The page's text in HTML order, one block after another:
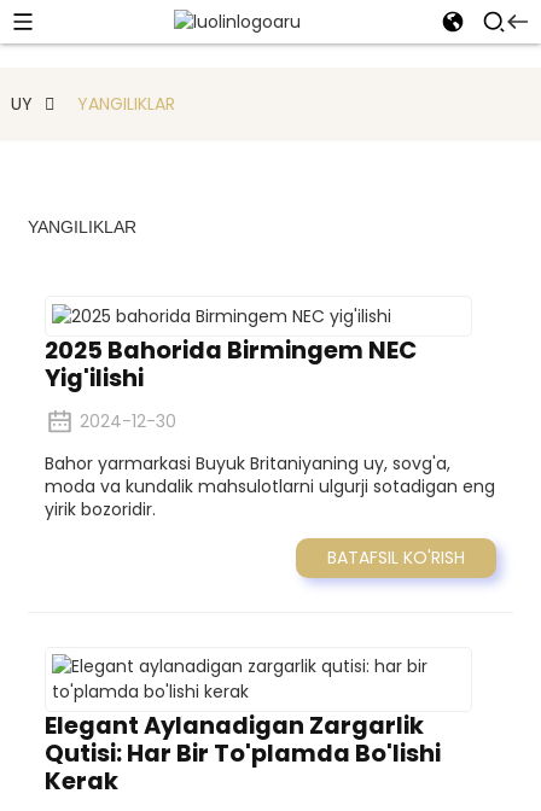
UY YANGILIKLAR
YANGILIKLAR
2025 Bahorida Birmingem NEC
Yig'ilishi
2024-12-30
Bahor yarmarkasi Buyuk Britaniyaning uy, sovg'a,
moda va kundalik mahsulotlarni ulgurji sotadigan eng
yirik bozoridir.
BATAFSIL KO'RISH
Elegant Aylanadigan Zargarlik
Qutisi: Har Bir To'plamda Bo'lishi
Kerak